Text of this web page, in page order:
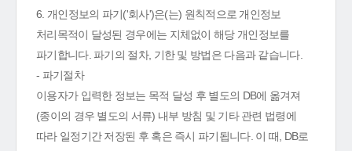
6. 개인정보의 파기('회사')은(는) 원칙적으로 개인정보
처리목적이 달성된 경우에는 지체없이 해당 개인정보를
파기합니다. 파기의 절차, 기한 및 방법은 다음과 같습니다.
- 파기절차
이용자가 입력한 정보는 목적 달성 후 별도의 DB에 옮겨져
(종이의 경우 별도의 서류) 내부 방침 및 기타 관련 법령에
따라 일정기간 저장된 후 혹은 즉시 파기됩니다. 이 때, DB로